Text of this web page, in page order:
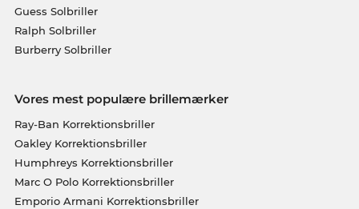
Guess Solbriller
Ralph Solbriller
Burberry Solbriller
Vores mest populære brillemærker
Ray-Ban Korrektionsbriller
Oakley Korrektionsbriller
Humphreys Korrektionsbriller
Marc O Polo Korrektionsbriller
Emporio Armani Korrektionsbriller